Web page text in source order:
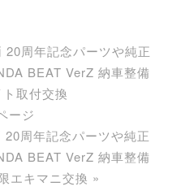
周年記念パーツや純正
BEAT VerZ 納車整備
取付交換
ージ
周年記念パーツや純正
BEAT VerZ 納車整備
エキマニ交換 »